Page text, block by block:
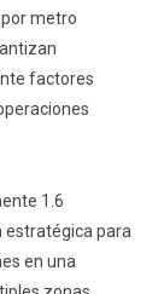
metro
factores
1.6
estratégica para
en una